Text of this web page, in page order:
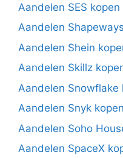
Aandelen SES kopen
Aandelen
Aandelen Shein
Aandelen Skillz
Aandelen Snowflake
Aandelen Snyk kopen
Aandelen Soho
Aandelen SpaceX